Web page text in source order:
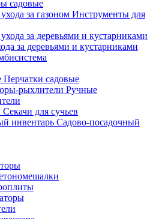
садовые
Инструменты для
за деревьями и кустарниками
Перчатки садовые
Ручные
Секачи для сучьев
Садово-посадочный